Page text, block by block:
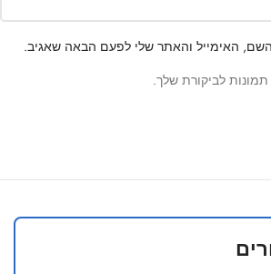
האימייל והאתר שלי לפעם הבאה שאגיב.
לביקורת שלך.